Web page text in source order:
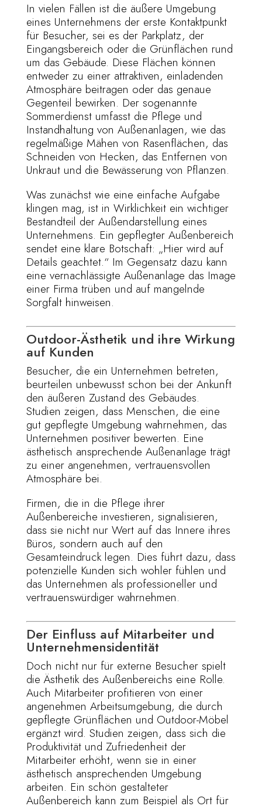
In vielen Fällen ist die äußere Umgebung
eines Unternehmens der erste Kontaktpunkt
für Besucher, sei es der Parkplatz, der
Eingangsbereich oder die Grünflächen rund
um das Gebäude. Diese Flächen können
entweder zu einer attraktiven, einladenden
Atmosphäre beitragen oder das genaue
Gegenteil bewirken. Der sogenannte
Sommerdienst umfasst die Pflege und
Instandhaltung von Außenanlagen, wie das
regelmäßige Mähen von Rasenflächen, das
Schneiden von Hecken, das Entfernen von
Unkraut und die Bewässerung von Pflanzen.
Was zunächst wie eine einfache Aufgabe
klingen mag, ist in Wirklichkeit ein wichtiger
Bestandteil der Außendarstellung eines
Unternehmens. Ein gepflegter Außenbereich
sendet eine klare Botschaft: „Hier wird auf
Details geachtet.“ Im Gegensatz dazu kann
eine vernachlässigte Außenanlage das Image
einer Firma trüben und auf mangelnde
Sorgfalt hinweisen.
Outdoor-Ästhetik und ihre Wirkung
auf Kunden
Besucher, die ein Unternehmen betreten,
beurteilen unbewusst schon bei der Ankunft
den äußeren Zustand des Gebäudes.
Studien zeigen, dass Menschen, die eine
gut gepflegte Umgebung wahrnehmen, das
Unternehmen positiver bewerten. Eine
ästhetisch ansprechende Außenanlage trägt
zu einer angenehmen, vertrauensvollen
Atmosphäre bei.
Firmen, die in die Pflege ihrer
Außenbereiche investieren, signalisieren,
dass sie nicht nur Wert auf das Innere ihres
Büros, sondern auch auf den
Gesamteindruck legen. Dies führt dazu, dass
potenzielle Kunden sich wohler fühlen und
das Unternehmen als professioneller und
vertrauenswürdiger wahrnehmen.
Der Einfluss auf Mitarbeiter und
Unternehmensidentität
Doch nicht nur für externe Besucher spielt
die Ästhetik des Außenbereichs eine Rolle.
Auch Mitarbeiter profitieren von einer
angenehmen Arbeitsumgebung, die durch
gepflegte Grünflächen und Outdoor-Möbel
ergänzt wird. Studien zeigen, dass sich die
Produktivität und Zufriedenheit der
Mitarbeiter erhöht, wenn sie in einer
ästhetisch ansprechenden Umgebung
arbeiten. Ein schön gestalteter
Außenbereich kann zum Beispiel als Ort für